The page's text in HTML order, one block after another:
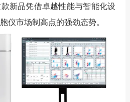
新品凭借卓越性能与智能化设
仪市场制高点的强劲态势。